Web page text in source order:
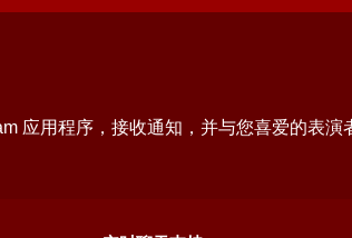
应用程序，接收通知，并与您喜爱的表演